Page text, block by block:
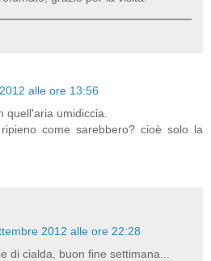
alle ore 13:56
quell'aria umidiccia.
come sarebbero? cioè solo la
2012 alle ore 22:28
di cialda, buon fine settimana...